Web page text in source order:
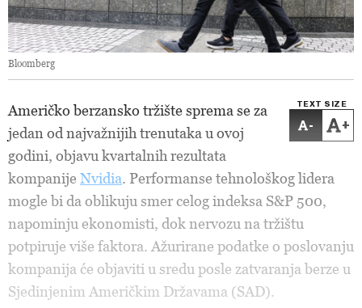
Bloomberg
TEXT SIZE
- +
Američko berzansko tržište sprema se za
jedan od najvažnijih trenutaka u ovoj
godini, objavu kvartalnih rezultata
kompanije Nvidia. Performanse tehnološkog lidera
mogle bi da oblikuju smer celog indeksa S&P 500,
napominju ekonomisti, dok nervozu na tržištu
potpiruje više faktora. Ažurirane podatke o poslovanju
kompanija će objaviti u sredu posle zatvaranja berze u
Sjedinjenim Američkim Državama (SAD).